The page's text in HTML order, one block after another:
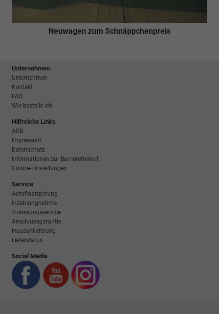
Neuwagen zum Schnäppchenpreis
Unternehmen
Unternehmen
Kontakt
FAQ
Wie bestelle ich
Hilfreiche Links
AGB
Impressum
Datenschutz
Informationen zur Barrierefreiheit
Cookie-Einstellungen
Service
Autofinanzierung
Inzahlungnahme
Zulassungsservice
Anschlussgarantie
Hausanlieferung
Lieferstatus
Social Media